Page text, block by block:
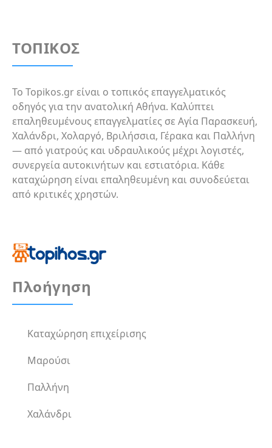
ΤΟΠΙΚΟΣ
Το Topikos.gr είναι ο τοπικός επαγγελματικός
οδηγός για την ανατολική Αθήνα. Καλύπτει
επαληθευμένους επαγγελματίες σε Αγία Παρασκευή,
Χαλάνδρι, Χολαργό, Βριλήσσια, Γέρακα και Παλλήνη
— από γιατρούς και υδραυλικούς μέχρι λογιστές,
συνεργεία αυτοκινήτων και εστιατόρια. Κάθε
καταχώρηση είναι επαληθευμένη και συνοδεύεται
από κριτικές χρηστών.
Πλοήγηση
Καταχώρηση επιχείρισης
Μαρούσι
Παλλήνη
Χαλάνδρι